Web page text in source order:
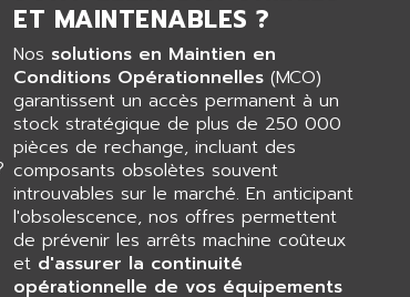
ET MAINTENABLES ?
Nos solutions en Maintien en
Conditions Opérationnelles (MCO)
garantissent un accès permanent à un
stock stratégique de plus de 250 000
pièces de rechange, incluant des
composants obsolètes souvent
introuvables sur le marché. En anticipant
l'obsolescence, nos offres permettent
de prévenir les arrêts machine coûteux
et d'assurer la continuité
opérationnelle de vos équipements